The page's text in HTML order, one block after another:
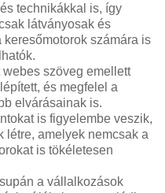
technikákkal is, így
látványosak és
számára is
szöveg emellett
és megfelel a
elvárásainak is.
is figyelembe veszik,
létre, amelyek nemcsak a
is tökéletesen
a vállalkozások